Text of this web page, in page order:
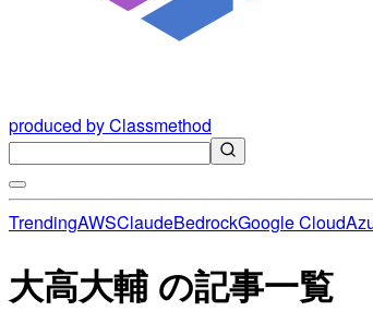
produced by Classmethod
TrendingAWSClaudeBedrockGoogle Cloud
大高大輔 の記事一覧